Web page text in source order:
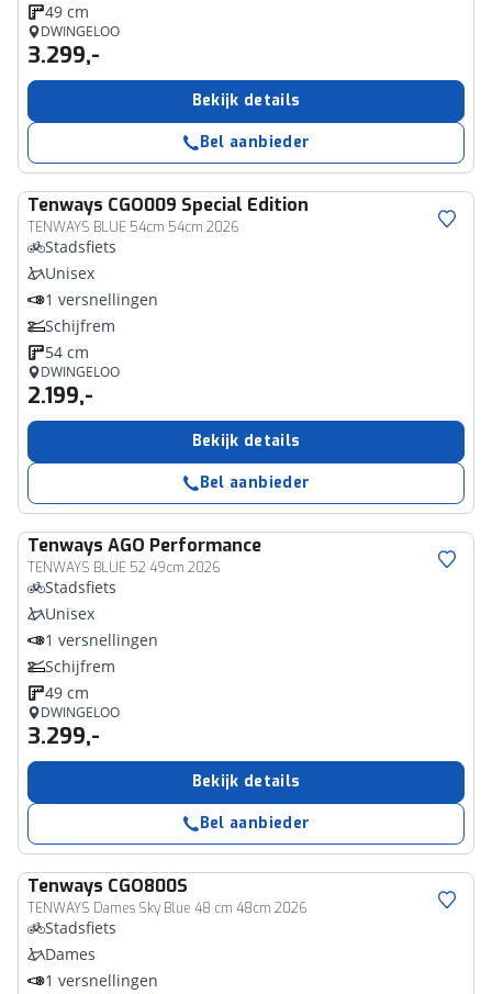
49 cm
DWINGELOO
3.299,-
Bekijk details
Bel aanbieder
Tenways CGO009 Special Edition
TENWAYS BLUE 54cm 54cm 2026
Stadsfiets
Unisex
1 versnellingen
Schijfrem
54 cm
DWINGELOO
2.199,-
Bekijk details
Bel aanbieder
Tenways AGO Performance
TENWAYS BLUE 52 49cm 2026
Stadsfiets
Unisex
1 versnellingen
Schijfrem
49 cm
DWINGELOO
3.299,-
Bekijk details
Bel aanbieder
Tenways CGO800S
TENWAYS Dames Sky Blue 48 cm 48cm 2026
Stadsfiets
Dames
1 versnellingen